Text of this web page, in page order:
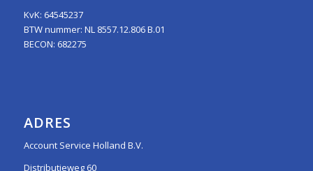
KvK: 64545237
BTW nummer: NL 8557.12.806 B.01
BECON: 682275
ADRES
Account Service Holland B.V.
Distributieweg 60